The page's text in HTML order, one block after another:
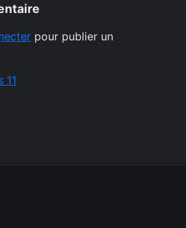
pour publier un
11